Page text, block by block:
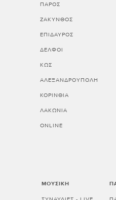
ΠΑΡΟΣ
ΖΑΚΥΝΘΟΣ
ΕΠΙΔΑΥΡΟΣ
ΔΕΛΦΟΙ
ΚΩΣ
ΑΛΕΞΑΝΔΡΟΥΠΟΛΗ
ΚΟΡΙΝΘΊΑ
ΛΑΚΩΝΊΑ
ONLINE
ΜΟΥΣΙΚΉ